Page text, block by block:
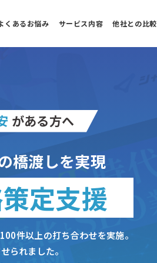
くあるお悩み サービス内容 他社との比較
がある方へ
橋渡しを実現
定支援
件以上の打ち合わせを実施。
られました。